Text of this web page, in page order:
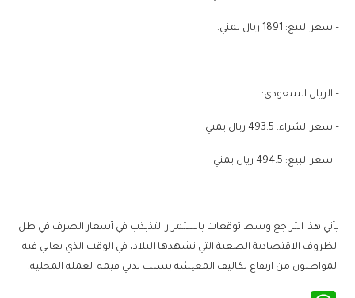
– سعر البيع: 1891 ريال يمني.
– الريال السعودي:
– سعر الشراء: 493.5 ريال يمني.
– سعر البيع: 494.5 ريال يمني.
يأتي هذا التراجع وسط توقعات باستمرار التذبذب في أسعار الصرف في ظل
الظروف الاقتصادية الصعبة التي تشهدها البلاد، في الوقت الذي يعاني فيه
المواطنون من ارتفاع تكاليف المعيشة بسبب تدني قيمة العملة المحلية.